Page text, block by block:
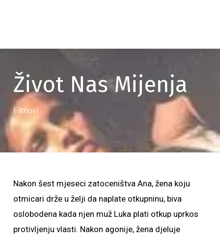
Život Nas Mijenja
Filmovi
Nakon šest mjeseci zatoceništva Ana, žena koju
otmicari drže u želji da naplate otkupninu, biva
oslobodena kada njen muž Luka plati otkup uprkos
protivljenju vlasti. Nakon agonije, žena djeluje